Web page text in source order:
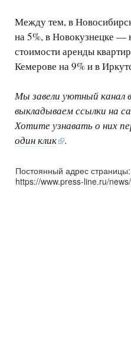
Между тем, в
на 5%, в Новокузнецке —
стоимости аренды
Кемерове на 9% и в
Мы завели уютный канал в
выкладываем ссылки на
Хотите узнавать о них
один клик
.
Постоянный адрес страницы:
https://www.press-line.ru/